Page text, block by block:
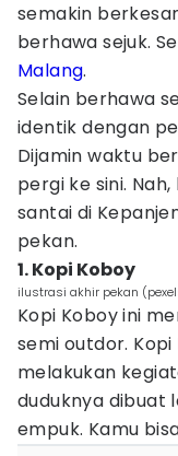
semakin
berhawa sejuk.
Malang.
Selain berhawa
identik dengan
Dijamin waktu
pergi ke sini.
santai di
pekan.
1. Kopi Koboy
ilustrasi akhir pekan
Kopi Koboy ini
semi outdor.
melakukan
duduknya dibuat
empuk. Kamu